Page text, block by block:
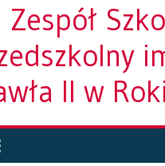
Zespół
II w